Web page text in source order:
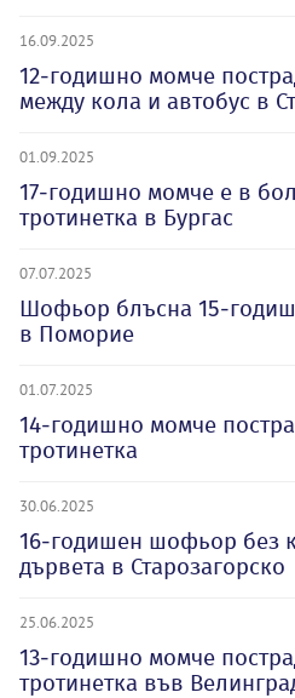
16.09.2025
12-годишно момче
между кола и автобус в
01.09.2025
17-годишно момче е в
тротинетка в Бургас
07.07.2025
Шофьор блъсна 15-
в Поморие
01.07.2025
14-годишно момче
тротинетка
30.06.2025
16-годишен шофьор без
дървета в Старозагорско
25.06.2025
13-годишно момче
тротинетка във